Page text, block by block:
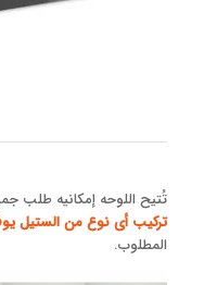
تُتیح اللوحه إمکانیه طلب
ترکیب أی نوع من الستیل
المطلوب.